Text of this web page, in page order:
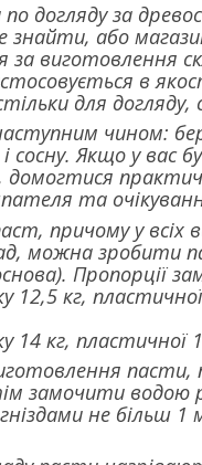
по догляду за
знайти, або
виготовлення
в
для догляду,
чином:
Якщо у вас
та
причому у всіх
можна зробити
Пропорції
кг, пластичної
кг, пластичної
пасти,
замочити водою
не більш